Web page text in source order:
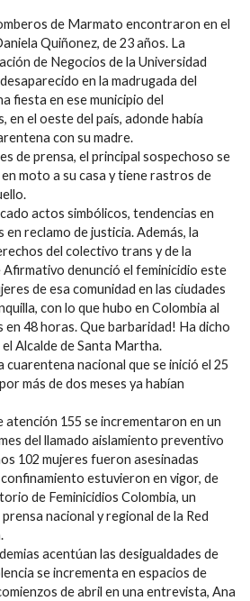
de Marmato encontraron en el
Quiñonez, de 23 años. La
de Negocios de la Universidad
en la madrugada del
fiesta en ese municipio del
en el oeste del país, adonde había
con su madre.
de prensa, el principal sospechoso se
moto a su casa y tiene rastros de
actos simbólicos, tendencias en
en reclamo de justicia. Además, la
del colectivo trans y de la
Afirmativo denunció el feminicidio este
de esa comunidad en las ciudades
con lo que hubo en Colombia al
en 48 horas. Que barbaridad! Ha dicho
Alcalde de Santa Martha.
cuarentena nacional que se inició el 25
más de dos meses ya habían
atención 155 se incrementaron en un
del llamado aislamiento preventivo
102 mujeres fueron asesinadas
estuvieron en vigor, de
de Feminicidios Colombia, un
nacional y regional de la Red
acentúan las desigualdades de
se incrementa en espacios de
de abril en una entrevista, Ana